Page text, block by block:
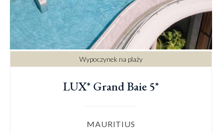
Wypoczynek na plaży
LUX* Grand Baie 5*
MAURITIUS